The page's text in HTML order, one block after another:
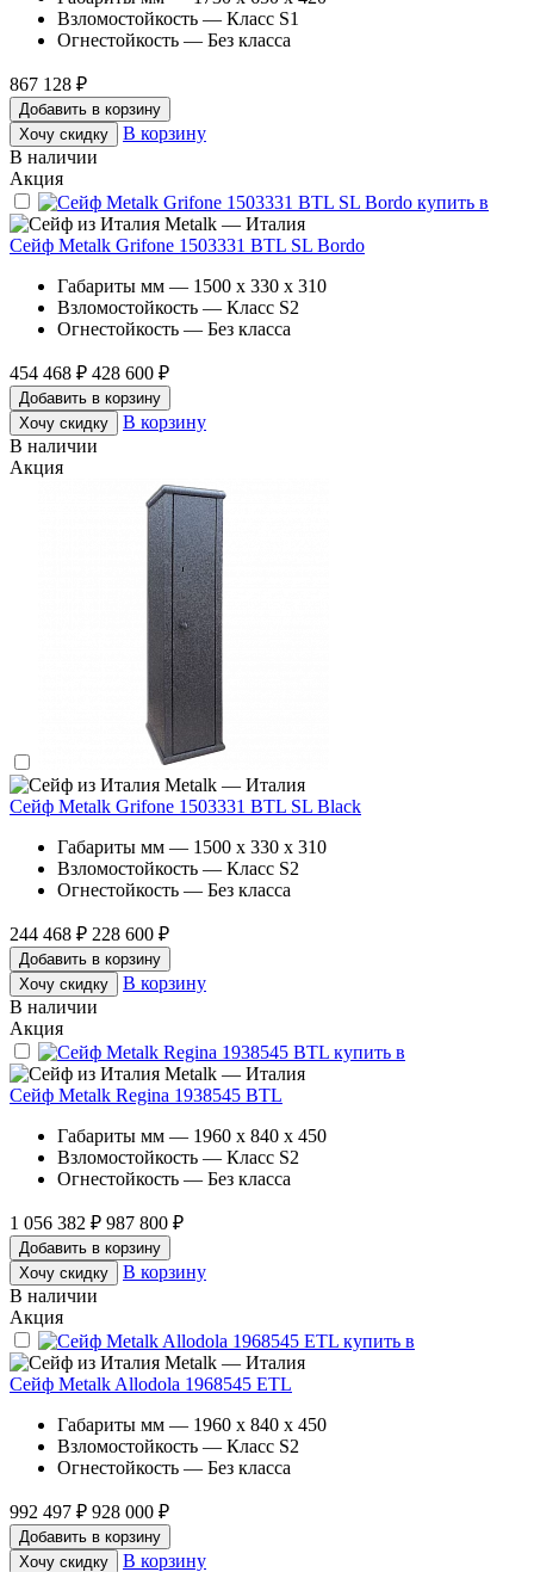
Взломостойкость — Класс S1
Огнестойкость — Без класса
867 128 ₽
Добавить в корзину
Хочу скидку
В корзину
В наличии
Акция
Metalk — Италия
Сейф Metalk Grifone 1503331 BTL SL Bordo
Габариты мм — 1500 x 330 x 310
Взломостойкость — Класс S2
Огнестойкость — Без класса
454 468 ₽ 428 600 ₽
Добавить в корзину
Хочу скидку
В корзину
В наличии
Акция
Metalk — Италия
Сейф Metalk Grifone 1503331 BTL SL Black
Габариты мм — 1500 x 330 x 310
Взломостойкость — Класс S2
Огнестойкость — Без класса
244 468 ₽ 228 600 ₽
Добавить в корзину
Хочу скидку
В корзину
В наличии
Акция
Metalk — Италия
Сейф Metalk Regina 1938545 BTL
Габариты мм — 1960 x 840 x 450
Взломостойкость — Класс S2
Огнестойкость — Без класса
1 056 382 ₽ 987 800 ₽
Добавить в корзину
Хочу скидку
В корзину
В наличии
Акция
Metalk — Италия
Сейф Metalk Allodola 1968545 ETL
Габариты мм — 1960 x 840 x 450
Взломостойкость — Класс S2
Огнестойкость — Без класса
992 497 ₽ 928 000 ₽
Добавить в корзину
Хочу скидку
В корзину